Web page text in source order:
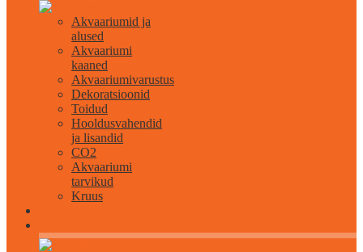
Akvaariumid ja
alused
Akvaariumi
kaaned
Akvaariumivarustus
Dekoratsioonid
Toidud
Hooldusvahendid
ja lisandid
CO2
Akvaariumi
tarvikud
Kruus